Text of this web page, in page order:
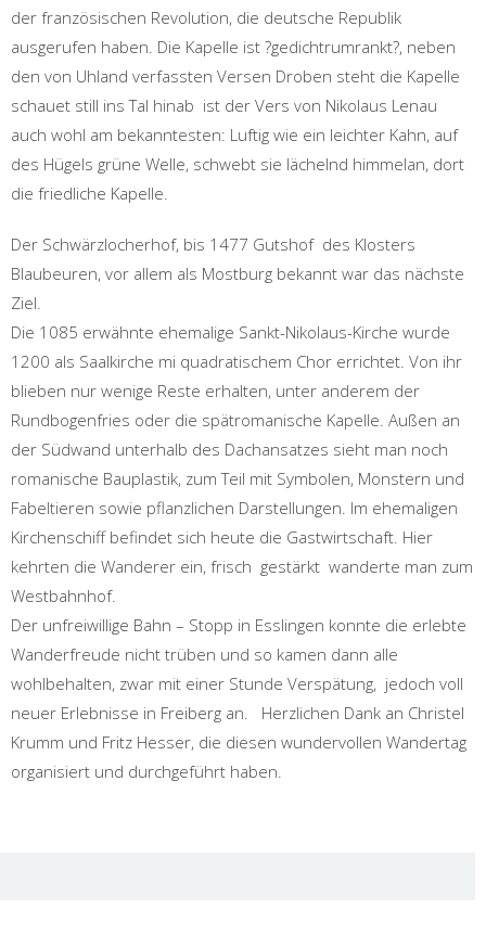
der französischen Revolution, die deutsche Republik
ausgerufen haben. Die Kapelle ist ?gedichtrumrankt?, neben
den von Uhland verfassten Versen Droben steht die Kapelle
schauet still ins Tal hinab ist der Vers von Nikolaus Lenau
auch wohl am bekanntesten: Luftig wie ein leichter Kahn, auf
des Hügels grüne Welle, schwebt sie lächelnd himmelan, dort
die friedliche Kapelle.
Der Schwärzlocherhof, bis 1477 Gutshof des Klosters
Blaubeuren, vor allem als Mostburg bekannt war das nächste
Ziel.
Die 1085 erwähnte ehemalige Sankt-Nikolaus-Kirche wurde
1200 als Saalkirche mi quadratischem Chor errichtet. Von ihr
blieben nur wenige Reste erhalten, unter anderem der
Rundbogenfries oder die spätromanische Kapelle. Außen an
der Südwand unterhalb des Dachansatzes sieht man noch
romanische Bauplastik, zum Teil mit Symbolen, Monstern und
Fabeltieren sowie pflanzlichen Darstellungen. Im ehemaligen
Kirchenschiff befindet sich heute die Gastwirtschaft. Hier
kehrten die Wanderer ein, frisch gestärkt wanderte man zum
Westbahnhof.
Der unfreiwillige Bahn – Stopp in Esslingen konnte die erlebte
Wanderfreude nicht trüben und so kamen dann alle
wohlbehalten, zwar mit einer Stunde Verspätung, jedoch voll
neuer Erlebnisse in Freiberg an. Herzlichen Dank an Christel
Krumm und Fritz Hesser, die diesen wundervollen Wandertag
organisiert und durchgeführt haben.